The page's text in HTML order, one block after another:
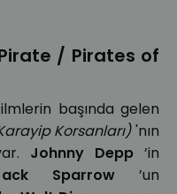
/ Pirates of
başında gelen
Korsanları)'nın
Johnny Depp ’in
Sparrow
’un